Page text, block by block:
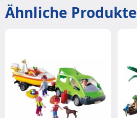
Ähnliche Produkte